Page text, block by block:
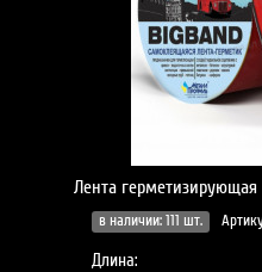
Лента герметизирующая
в наличии: 111 шт.
Длина: